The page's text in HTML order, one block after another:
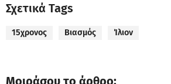
Σχετικά Tags
15χρονος Βιασμός Ίλιον
Μοιράσου το άρθρο: